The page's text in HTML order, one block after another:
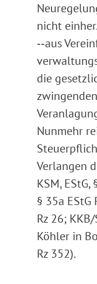
nicht
‑‑aus
die
Nunmehr
Verlangen
KSM,
§ 35a EStG
Rz 26;
Köhler in
Rz 352).